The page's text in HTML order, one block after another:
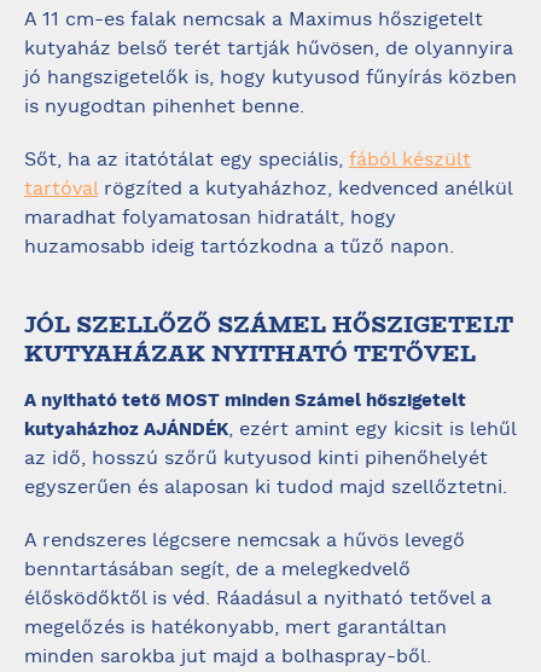
A 11 cm-es falak nemcsak a Maximus hőszigetelt
kutyaház belső terét tartják hűvösen, de olyannyira
jó hangszigetelők is, hogy kutyusod fűnyírás közben
is nyugodtan pihenhet benne.
Sőt, ha az itatótálat egy speciális, fából készült
tartóvalrögzíted a kutyaházhoz, kedvenced anélkül
maradhat folyamatosan hidratált, hogy
huzamosabb ideig tartózkodna a tűző napon.
JÓL SZELLŐZŐ SZÁMEL HŐSZIGETELT
KUTYAHÁZAK NYITHATÓ TETŐVEL
A nyitható tető MOST minden Számel hőszigetelt
kutyaházhoz AJÁNDÉK, ezért amint egy kicsit is lehűl
az idő, hosszú szőrű kutyusod kinti pihenőhelyét
egyszerűen és alaposan ki tudod majd szellőztetni.
A rendszeres légcsere nemcsak a hűvös levegő
benntartásában segít, de a melegkedvelő
élősködőktől is véd. Ráadásul a nyitható tetővel a
megelőzés is hatékonyabb, mert garantáltan
minden sarokba jut majd a bolhaspray-ből.